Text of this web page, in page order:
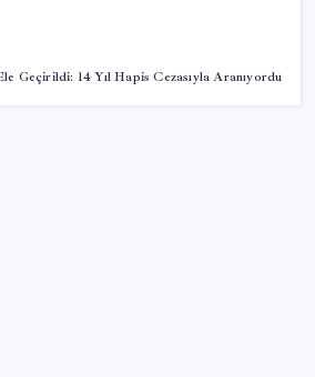
Geçirildi: 14 Yıl Hapis Cezasıyla Aranıyordu